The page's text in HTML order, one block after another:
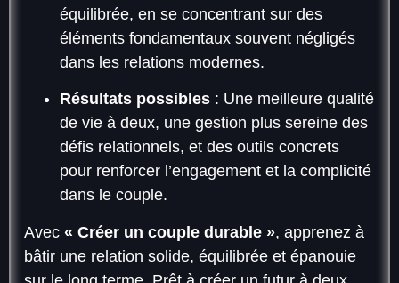
équilibrée, en se concentrant sur des
éléments fondamentaux souvent négligés
dans les relations modernes.
Résultats possibles : Une meilleure qualité
de vie à deux, une gestion plus sereine des
défis relationnels, et des outils concrets
pour renforcer l’engagement et la complicité
dans le couple.
Avec « Créer un couple durable », apprenez à
bâtir une relation solide, équilibrée et épanouie